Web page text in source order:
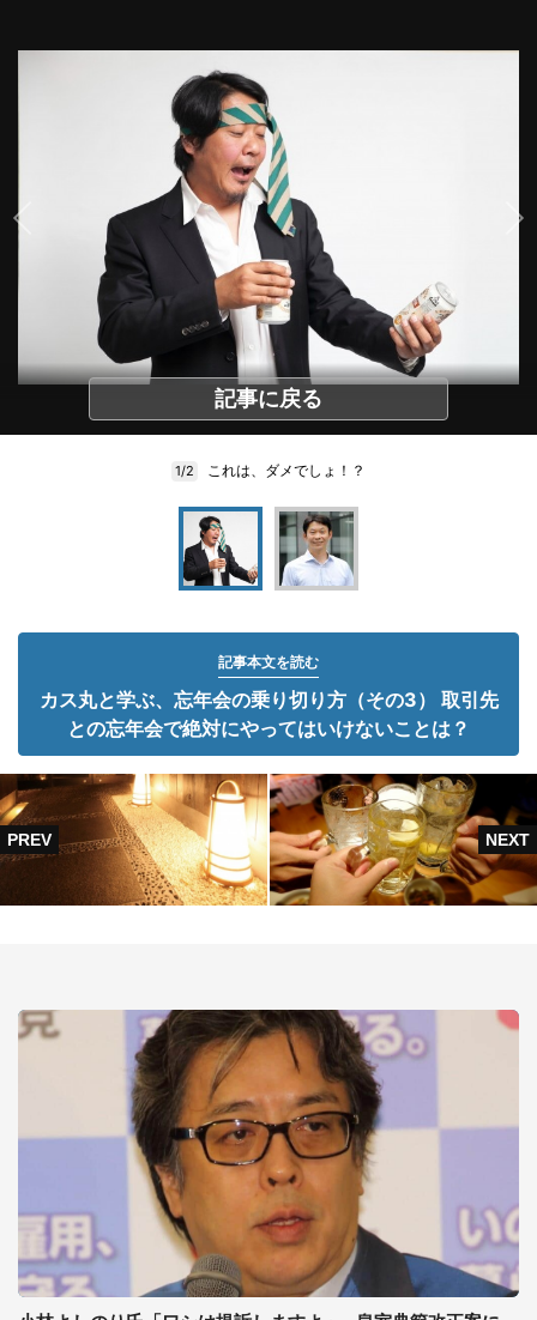
記事に戻る
1/2 これは、ダメでしょ！？
記事本文を読む
カス丸と学ぶ、忘年会の乗り切り方（その3） 取引先
との忘年会で絶対にやってはいけないことは？